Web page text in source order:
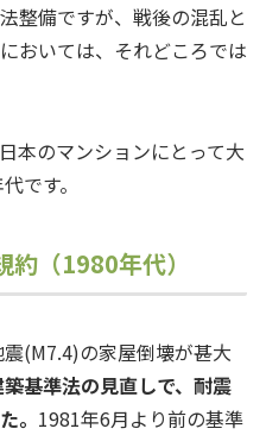
整備ですが、戦後の混乱と
おいては、それどころでは
本のマンションにとって大
です。
（1980年代）
(M7.4)の家屋倒壊が甚大
基準法の見直しで、耐震
。 1981年6月より前の基準